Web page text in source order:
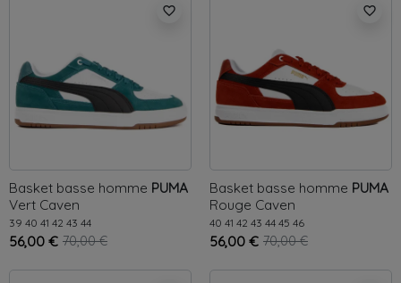
favorite_border
Basket basse homme PUMA
Vert Caven
39 40 41 42 43 44
56,00 € 70,00 €
favorite_border
Basket basse homme PUMA
Rouge Caven
40 41 42 43 44 45 46
56,00 € 70,00 €